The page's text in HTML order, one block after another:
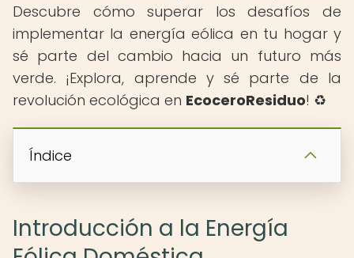
Descubre cómo superar los desafíos de
implementar la energía eólica en tu hogar y
sé parte del cambio hacia un futuro más
verde. ¡Explora, aprende y sé parte de la
revolución ecológica en EcoceroResiduo! ♻️
Índice
Introducción a la Energía